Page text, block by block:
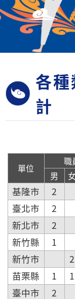
各
計
單位
職
男
女
基隆市 2
臺北市
2
新北市
2
新竹縣
1
新竹市
2
苗栗縣
1 1
臺中市
2